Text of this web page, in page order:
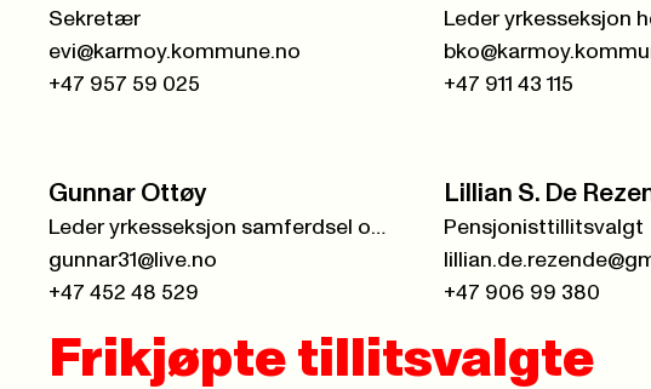
Sekretær
evi@karmoy.kommune.no
+47 957 59 025
Leder yrkesseksjon
+47 911 43 115
Gunnar Ottøy
Leder yrkesseksjon samferdsel og teknisk
gunnar31@live.no
+47 452 48 529
Lillian S. De
Pensjonisttillitsvalgt
+47 906 99 380
Frikjøpte tillitsvalgte